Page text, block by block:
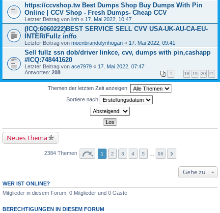
https://ccvshop.tw Best Dumps Shop Buy Dumps With Pin
Online | CCV Shop - Fresh Dumps- Cheap CCV
Letzter Beitrag von linh « 17. Mai 2022, 10:47
(ICQ:6060222)BEST SERVICE SELL CVV USA-UK-AU-CA-EU-
INTER/Fullz inffo
Letzter Beitrag von moenbrandolynhogan « 17. Mai 2022, 09:41
Sell fullz ssn dob/driver linkce, cvv, dumps with pin,cashapp
#ICQ:748441620
Letzter Beitrag von ace7979 « 17. Mai 2022, 07:47
Antworten: 208 1 … 18 19 20 21
Themen der letzten Zeit anzeigen:
Sortiere nach
Neues Thema
2384 Themen 1 2 3 4 5 96
Gehe zu
WER IST ONLINE?
Mitglieder in diesem Forum: 0 Mitglieder und 0 Gäste
BERECHTIGUNGEN IN DIESEM FORUM